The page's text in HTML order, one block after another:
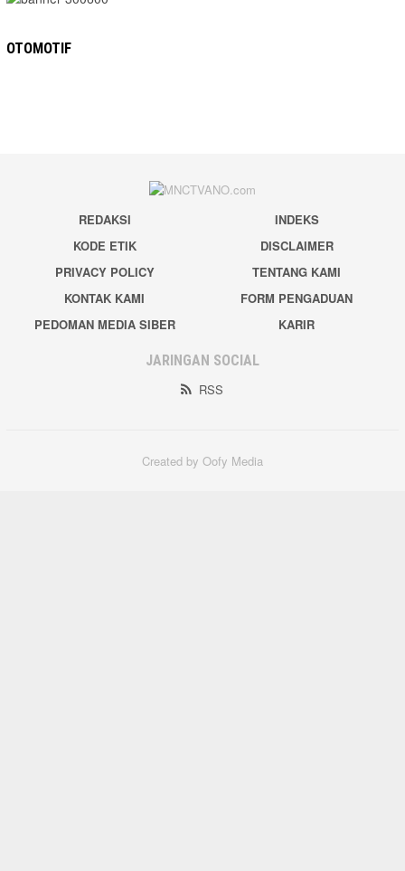
OTOMOTIF
REDAKSI
INDEKS
KODE ETIK
DISCLAIMER
PRIVACY POLICY
TENTANG KAMI
KONTAK KAMI
FORM PENGADUAN
PEDOMAN MEDIA SIBER
KARIR
JARINGAN SOCIAL
RSS
Created by Oofy Media